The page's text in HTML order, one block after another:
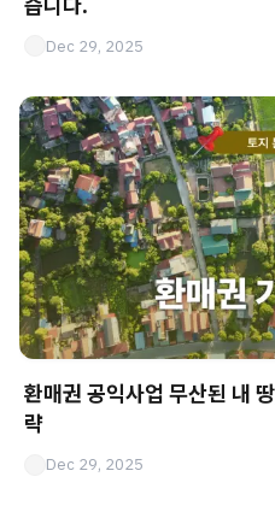
Dec 29, 2025
환매권 공익사업 무산된 내
략
Dec 29, 2025